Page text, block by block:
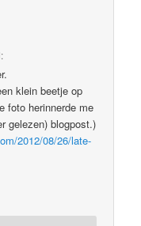
klein beetje op
foto herinnerde me
gelezen) blogpost.)
2012/08/26/late-